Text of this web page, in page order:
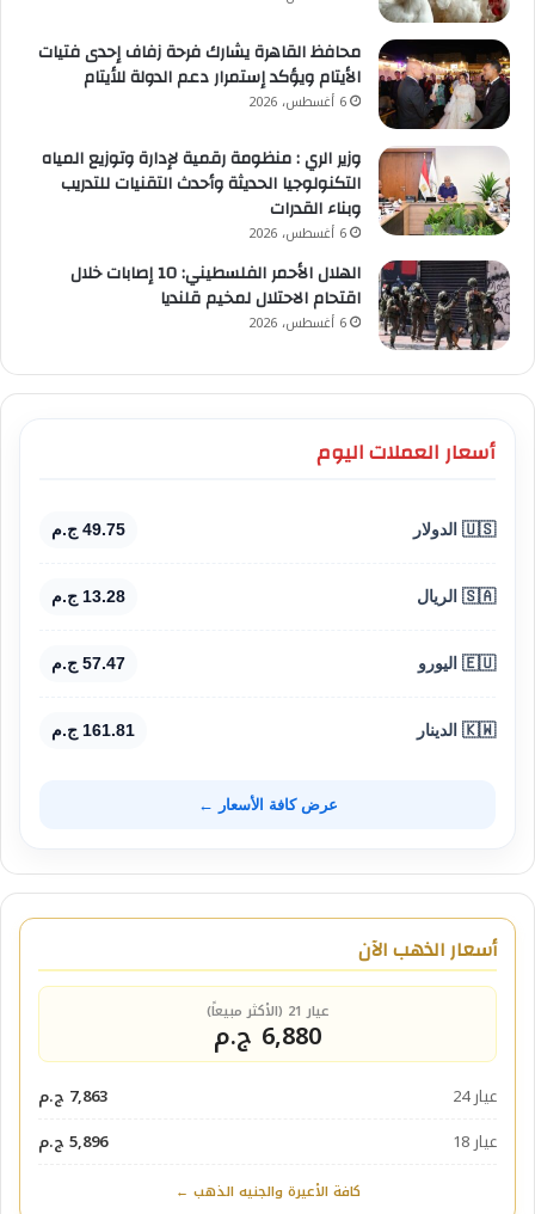
محافظ القاهرة يشارك فرحة زفاف إحدى فتيات
الأيتام ويؤكد إستمرار دعم الدولة للأيتام
6 أغسطس، 2026
وزير الري : منظومة رقمية لإدارة وتوزيع المياه
التكنولوجيا الحديثة وأحدث التقنيات للتدريب
وبناء القدرات
6 أغسطس، 2026
الهلال الأحمر الفلسطيني: 10 إصابات خلال
اقتحام الاحتلال لمخيم قلنديا
6 أغسطس، 2026
أسعار العملات اليوم
🇺🇸 الدولار 49.75 ج.م
🇸🇦 الريال 13.28 ج.م
🇪🇺 اليورو 57.47 ج.م
🇰🇼 الدينار 161.81 ج.م
عرض كافة الأسعار ←
أسعار الذهب الآن
عيار 21 (الأكثر مبيعاً)
6,880 ج.م
عيار 24
7,863 ج.م
عيار 18
5,896 ج.م
كافة الأعيرة والجنيه الذهب ←